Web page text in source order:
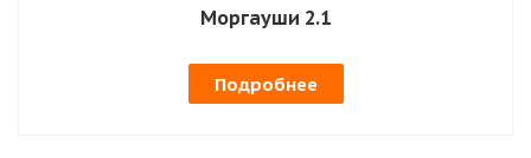
Моргауши 2.1
Подробнее